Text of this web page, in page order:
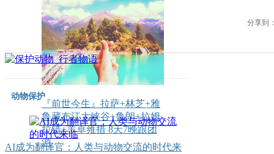
『前世今生』拉萨+林芝+雅
鲁藏布江大峡谷+鲁朗+拉姆
拉错+羊卓雍措 8天7晚跟团
游
分享到
动物保护
AI成为翻译官：人类与动物交流的时代来